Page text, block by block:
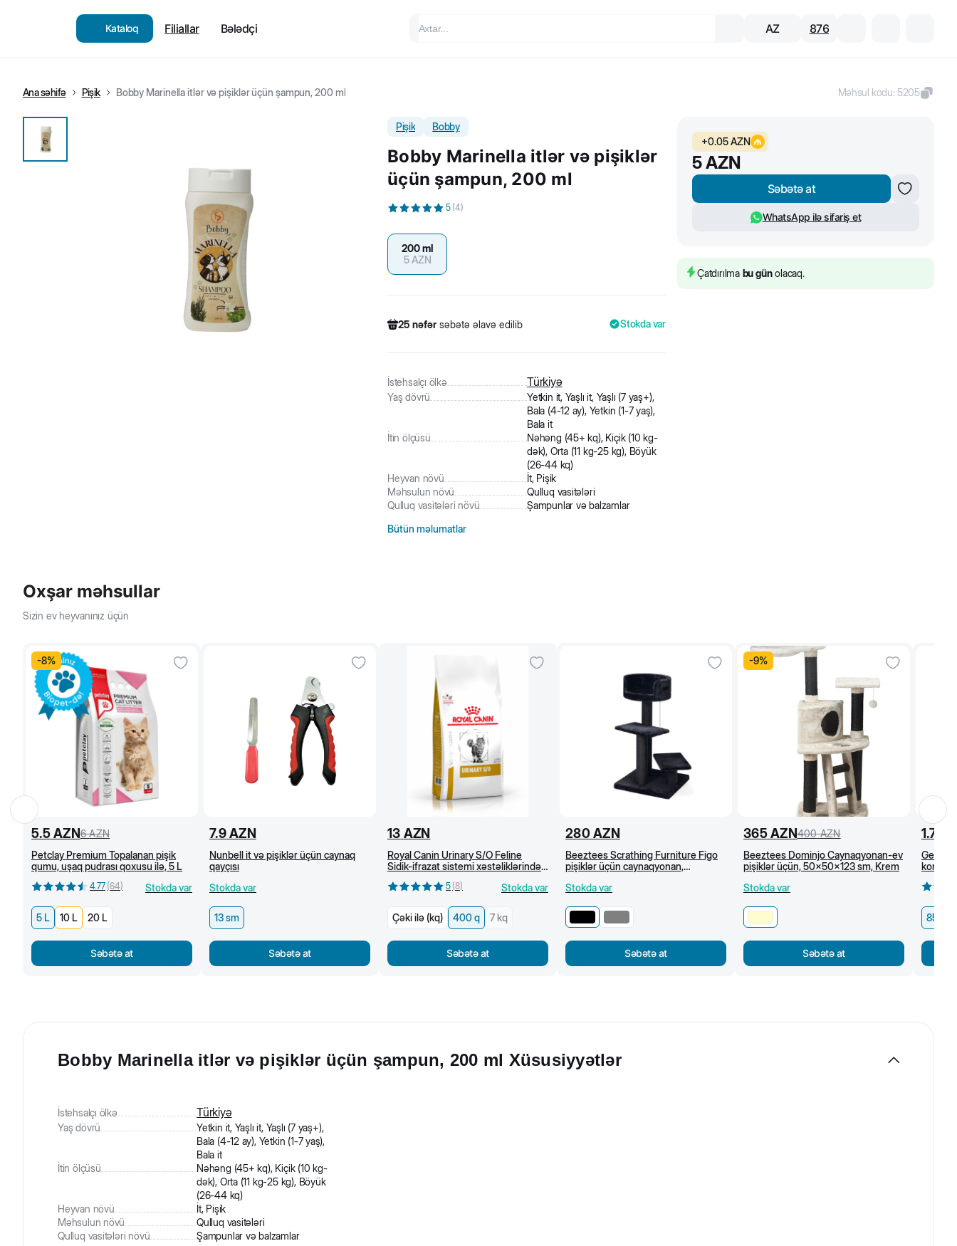
Kataloq Filiallar Bələdçi AZ 876
Ana səhifə Pişik Bobby Marinella itlər və pişiklər üçün şampun, 200 ml Məhsul kodu:5205
Pişik Bobby
Bobby Marinella itlər və pişiklər
üçün şampun, 200 ml
5 (4)
25 nəfər səbətə əlavə edilib
25
nəfər
Stokda var
200 ml
5 AZN
İstehsalçı ölkə Türkiyə
Yaş dövrü
Yetkin it, Yaşlı it, Yaşlı (7 yaş+),
Bala (4-12 ay), Yetkin (1-7 yaş),
Bala it
İtin ölçüsü
Nəhəng (45+ kq), Kiçik (10 kg-
dək), Orta (11 kg-25 kg), Böyük
(26-44 kq)
Heyvan növü
İt, Pişik
Məhsulun növü
Qulluq vasitələri
Qulluq vasitələri növü
Şampunlar və balzamlar
Bütün məlumatlar
+0.05AZN
5AZN
Səbətə at
WhatsApp ilə sifariş et
Çatdırılma bu günolacaq.
Oxşar məhsullar
Sizin ev heyvanınız üçün
-8%
5.5 AZN6 AZN
Petclay Premium Topalanan pişik
qumu, uşaq pudrası qoxusu ilə, 5 L
4.77 (64) Stokda var
5 L 10 L 20 L
Səbətə at
7.9 AZN
Nunbell it və pişiklər üçün caynaq
qayçısı
Stokda var
13 sm
Səbətə at
13 AZN
Royal Canin Urinary S/O Feline
Sidik-ifrazat sistemi xəstəliklərində
yem 400 q
5 (8) Stokda var
Çəki ilə (kq) 400 q 7 kq
Səbətə at
280 AZN
Beeztees Scrathing Furniture Figo
pişiklər üçün caynaqyonan,
Stokda var
Səbətə at
-9%
365 AZN400 AZN
Beeztees Dominjo Caynaqyonan-ev
pişiklər üçün, 50x50x123 sm, Krem
Stokda var
Səbətə at
1.7
Gemon
85 q
Bobby Marinella itlər və pişiklər üçün şampun, 200 ml Xüsusiyyətlər
İstehsalçı ölkə Türkiyə
Yaş dövrü
Yetkin it, Yaşlı it, Yaşlı (7 yaş+),
Bala (4-12 ay), Yetkin (1-7 yaş),
Bala it
İtin ölçüsü
Nəhəng (45+ kq), Kiçik (10 kg-
dək), Orta (11 kg-25 kg), Böyük
(26-44 kq)
Heyvan növü
İt, Pişik
Məhsulun növü
Qulluq vasitələri
Qulluq vasitələri növü
Şampunlar və balzamlar